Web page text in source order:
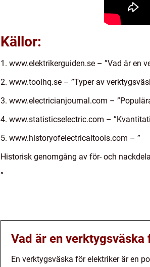
Källor:
1. www.elektrikerguiden.se – ”Vad är en
2. www.toolhq.se – ”Typer av
3. www.electricianjournal.com –
4. www.statisticselectric.com –
5. www.historyofelectricaltools.com – ”
Historisk genomgång av för- och
”
Vad är en
En verktygsväska för elektriker är en